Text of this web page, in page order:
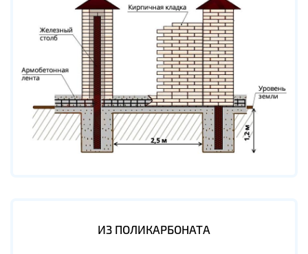
ИЗ ПОЛИКАРБОНАТА